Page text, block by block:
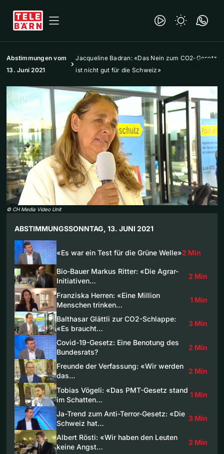
Abstimmungen vom
13. Juni 2021
Jacqueline Badran: «Das Nein zum CO2-Gesetz
ist nicht gut für die Schweiz»
© CH Media Video Unit
ABSTIMMUNGSSONNTAG, 13. JUNI 2021
«Es war ein Test für die Grüne Welle»2 Min
Bio-Bauer Markus Ritter: «Die Agrar-
Initiativen…
2 Min
Franziska Herren: «Eine Million
Menschen trinken…
1 Min
Balthasar Glättli zur CO2-Schlappe:
«Es braucht…
3 Min
Covid-19-Gesetz: Eine Benotung des
Bundesrats?
2 Min
Freunde der Verfassung: «Wir werden
das…
2 Min
Tobias Vögeli: «Das PMT-Gesetz stand
im Schatten…
1 Min
Ja-Trend zum Anti-Terror-Gesetz: «Die
Schweiz hat…
3 Min
Albert Rösti: «Wir haben den Leuten
keine Angst…
2 Min